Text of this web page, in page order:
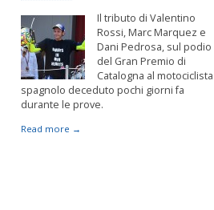
Il tributo di Valentino
Rossi, Marc Marquez e
Dani Pedrosa, sul podio
del Gran Premio di
Catalogna al motociclista
spagnolo deceduto pochi giorni fa
durante le prove.
Read more →